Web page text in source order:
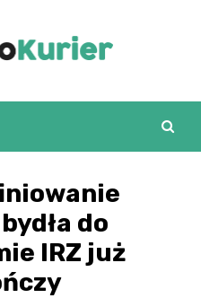
do
IRZ już